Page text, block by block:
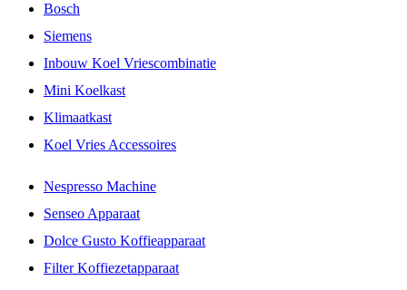
Bosch
Siemens
Inbouw Koel Vriescombinatie
Mini Koelkast
Klimaatkast
Koel Vries Accessoires
Nespresso Machine
Senseo Apparaat
Dolce Gusto Koffieapparaat
Filter Koffiezetapparaat